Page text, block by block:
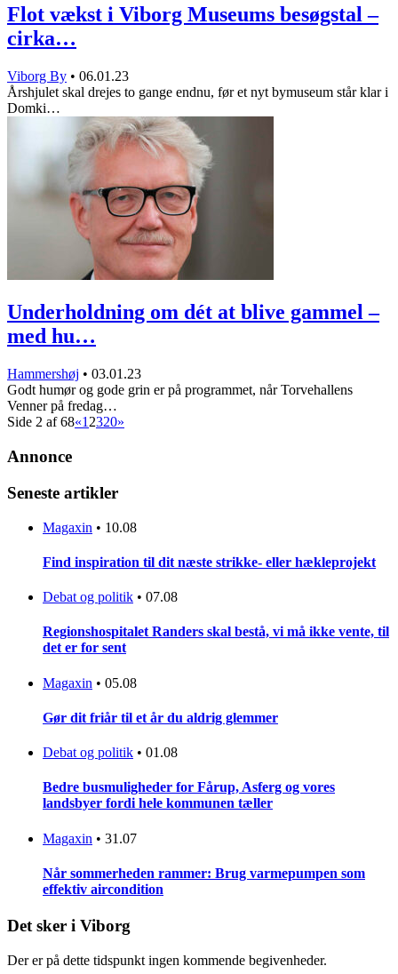
Flot vækst i Viborg Museums besøgstal –
cirka…
Viborg By • 06.01.23
Årshjulet skal drejes to gange endnu, før et nyt bymuseum står klar i
Domki…
Underholdning om dét at blive gammel –
med hu…
Hammershøj • 03.01.23
Godt humør og gode grin er på programmet, når Torvehallens
Venner på fredag…
Side 2 af 68«1 2320»
Annonce
Seneste artikler
Magaxin • 10.08
Find inspiration til dit næste strikke- eller hækleprojekt
Debat og politik • 07.08
Regionshospitalet Randers skal bestå, vi må ikke vente, til
det er for sent
Magaxin • 05.08
Gør dit friår til et år du aldrig glemmer
Debat og politik • 01.08
Bedre busmuligheder for Fårup, Asferg og vores
landsbyer fordi hele kommunen tæller
Magaxin • 31.07
Når sommerheden rammer: Brug varmepumpen som
effektiv aircondition
Det sker i Viborg
Der er på dette tidspunkt ingen kommende begivenheder.